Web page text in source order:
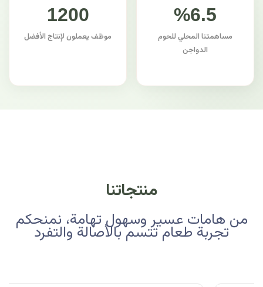
%6.5
مساهمتنا المحلي للحوم
الدواجن
1200
موظف يعملون لإنتاج الأفضل
منتجاتنا
من هامات عسير وسهول تهامة، نمنحكم
تجربة طعام تتسم بالأصالة والتفرد